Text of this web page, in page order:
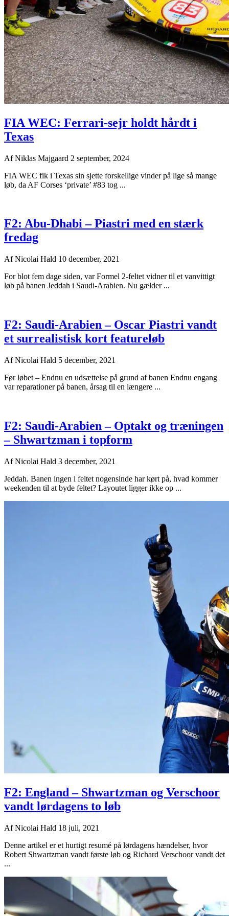
FIA WEC: Ferrari-sejr holdt hårdt i
Texas
AfNiklas Majgaard 2 september, 2024
FIA WEC fik i Texas sin sjette forskellige vinder på lige så mange
løb, da AF Corses ‘private’ #83 tog ...
F2: Abu-Dhabi – Piastri med en stærk
fredag
AfNicolai Hald 10 december, 2021
For blot fem dage siden, var Formel 2-feltet vidner til et vanvittigt
løb på banen Jeddah i Saudi-Arabien. Nu gælder ...
F2: Saudi-Arabien – Oscar Piastri vandt
et surrealistisk kort featureløb
AfNicolai Hald 5 december, 2021
Før løbet – Endnu en udsættelse på grund af banen Endnu engang
var reparationer på banen, årsag til en længere ...
F2: Saudi-Arabien – Optakt og træningen
– Shwartzman i topform
AfNicolai Hald 3 december, 2021
Jeddah. Banen ingen i feltet nogensinde har kørt på, hvad kommer
weekenden til at byde feltet? Layoutet ligger ikke op ...
F2: England – Shwartzman og Verschoor
vandt lørdagens to løb
AfNicolai Hald 18 juli, 2021
Denne artikel er et hurtigt resumé på lørdagens hændelser, hvor
Robert Shwartzman vandt første løb og Richard Verschoor vandt det
...